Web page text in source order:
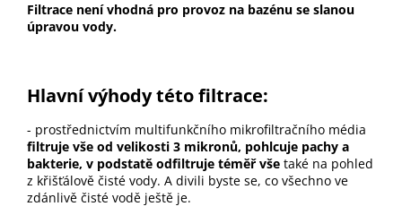
Filtrace není vhodná pro provoz na bazénu se slanou
úpravou vody.
Hlavní výhody této filtrace:
- prostřednictvím multifunkčního mikrofiltračního média
filtruje vše od velikosti 3 mikronů, pohlcuje pachy a
bakterie, v podstatě odfiltruje téměř vše také na pohled
z křišťálově čisté vody. A divili byste se, co všechno ve
zdánlivě čisté vodě ještě je.